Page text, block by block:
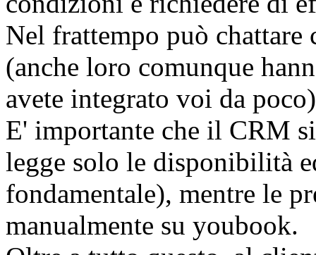
Nel frattempo può
(anche loro comunque
avete integrato voi da
E' importante che il CRM
legge solo le disponibilità
fondamentale), mentre le
manualmente su youbook.